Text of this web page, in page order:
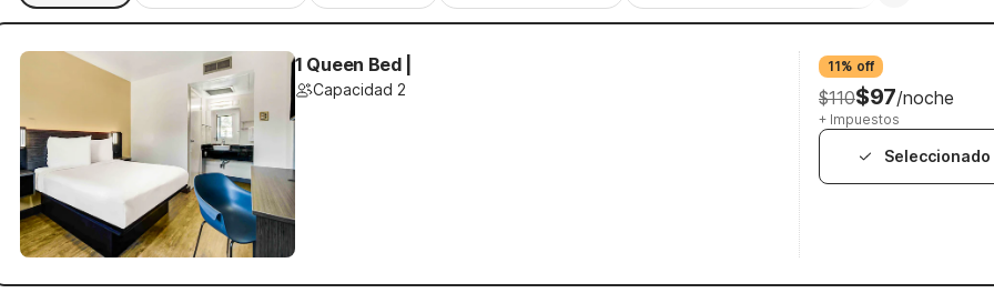
1 Queen Bed |
Capacidad 2
11% off
$110$97/noche
+ Impuestos
Seleccionado